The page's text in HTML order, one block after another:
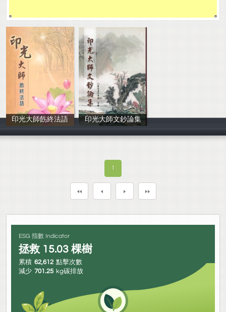
印光大師飭終法語
印光大師著
印光大師文鈔論集
印光大師著
1
ESG 指數 Indicator
拯救 15.03 棵樹
累積 62,612 點擊次數
減少 701.25 kg碳排放